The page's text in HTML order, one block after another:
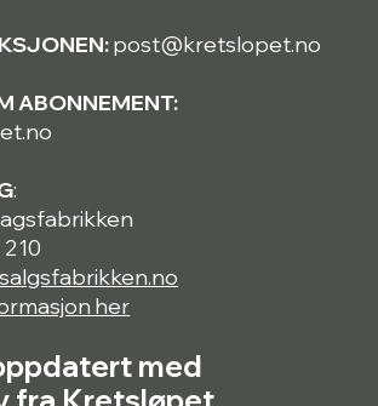
post@kretslopet.no
ABONNEMENT:
:
her
med